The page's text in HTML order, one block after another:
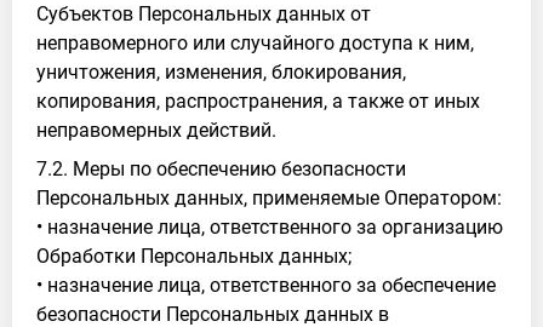
Субъектов Персональных данных от
неправомерного или случайного доступа к ним,
уничтожения, изменения, блокирования,
копирования, распространения, а также от иных
неправомерных действий.
7.2. Меры по обеспечению безопасности
Персональных данных, применяемые Оператором:
• назначение лица, ответственного за организацию
Обработки Персональных данных;
• назначение лица, ответственного за обеспечение
безопасности Персональных данных в